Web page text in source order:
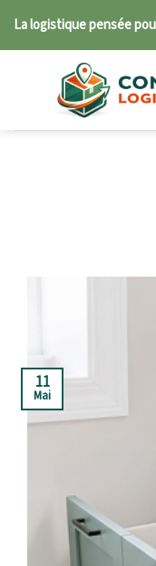
La logistique pensée
11
Mai